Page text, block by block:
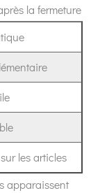
la fermeture
les articles
apparaissent